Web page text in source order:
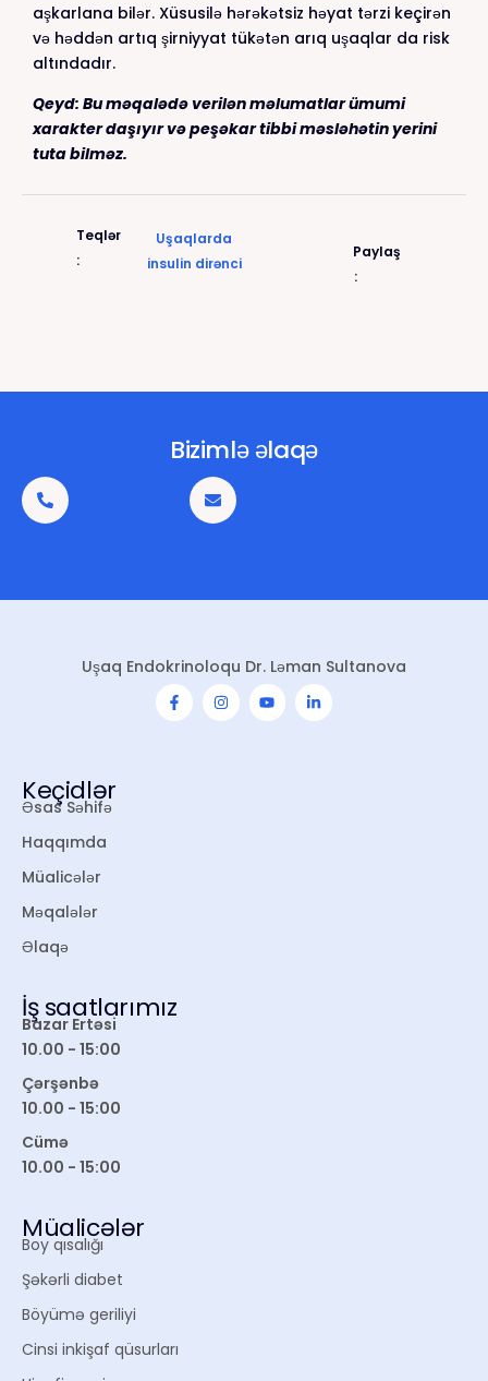
aşkarlana bilər. Xüsusilə hərəkətsiz həyat tərzi keçirən
və həddən artıq şirniyyat tükətən arıq uşaqlar da risk
altındadır.
Qeyd: Bu məqalədə verilən məlumatlar ümumi
xarakter daşıyır və peşəkar tibbi məsləhətin yerini
tuta bilməz.
Teqlər
:
Uşaqlarda
insulin dirənci
Paylaş
:
Bizimlə əlaqə
Uşaq Endokrinoloqu Dr. Ləman Sultanova
Keçidlər
Əsas Səhifə
Haqqımda
Müalicələr
Məqalələr
Əlaqə
İş saatlarımız
Bazar Ertəsi
10.00 - 15:00
Çərşənbə
10.00 - 15:00
Cümə
10.00 - 15:00
Müalicələr
Boy qısalığı
Şəkərli diabet
Böyümə geriliyi
Cinsi inkişaf qüsurları